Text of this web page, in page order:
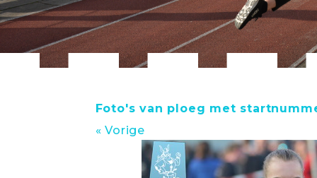
Foto's van ploeg met
« Vorige